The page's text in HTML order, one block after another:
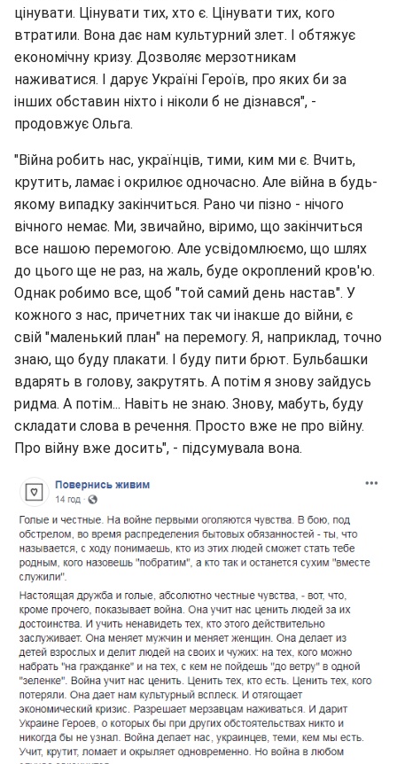
цінувати. Цінувати тих, хто є. Цінувати тих, кого
втратили. Вона дає нам культурний злет. І обтяжує
економічну кризу. Дозволяє мерзотникам
наживатися. І дарує Україні Героїв, про яких би за
інших обставин ніхто і ніколи б не дізнався", -
продовжує Ольга.
"Війна робить нас, українців, тими, ким ми є. Вчить,
крутить, ламає і окрилює одночасно. Але війна в будь-
якому випадку закінчиться. Рано чи пізно - нічого
вічного немає. Ми, звичайно, віримо, що закінчиться
все нашою перемогою. Але усвідомлюємо, що шлях
до цього ще не раз, на жаль, буде окроплений кров'ю.
Однак робимо все, щоб "той самий день настав". У
кожного з нас, причетних так чи інакше до війни, є
свій "маленький план" на перемогу. Я, наприклад, точно
знаю, що буду плакати. І буду пити брют. Бульбашки
вдарять в голову, закрутять. А потім я знову зайдусь
ридма. А потім... Навіть не знаю. Знову, мабуть, буду
складати слова в речення. Просто вже не про війну.
Про війну вже досить", - підсумувала вона.